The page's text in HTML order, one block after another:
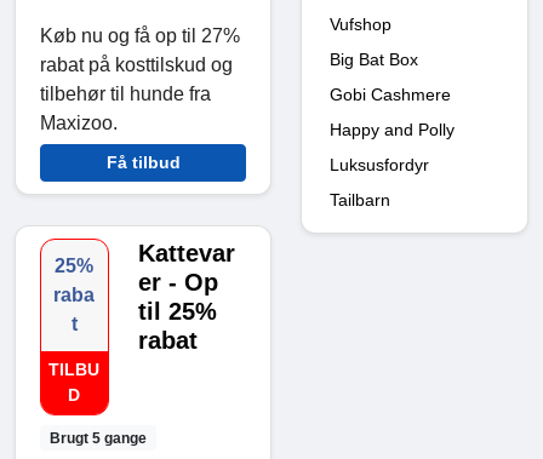
Køb nu og få op til 27%
rabat på kosttilskud og
tilbehør til hunde fra
Maxizoo.
Få tilbud
25%
raba
t
TILBU
D
Brugt 5 gange
Kattevar
er - Op
til 25%
rabat
Vufshop
Big Bat Box
Gobi Cashmere
Happy and Polly
Luksusfordyr
Tailbarn